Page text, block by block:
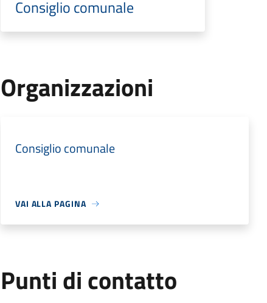
Consiglio comunale
Organizzazioni
Consiglio comunale
VAI ALLA PAGINA
Punti di contatto